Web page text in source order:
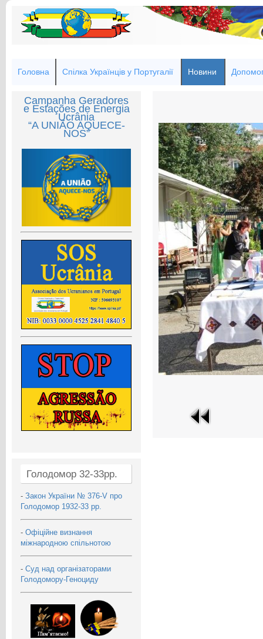
Головна Спілка Українців у Португалії Новини
Campanha Geradores
e Estações de Energia
Ucrânia
“A UNIÃO AQUECE-
NOS”
Голодомор 32-33рр.
- Закон України № 376-V про
Голодомор 1932-33 рр.
- Офіційне визнання
міжнародною спільнотою
- Суд над організаторами
Голодомору-Геноциду